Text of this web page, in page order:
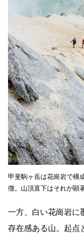
甲斐駒ヶ岳は花崗岩で構
徴。山頂直下はそれが顕
一方、白い花崗岩に
存在感ある山。起点